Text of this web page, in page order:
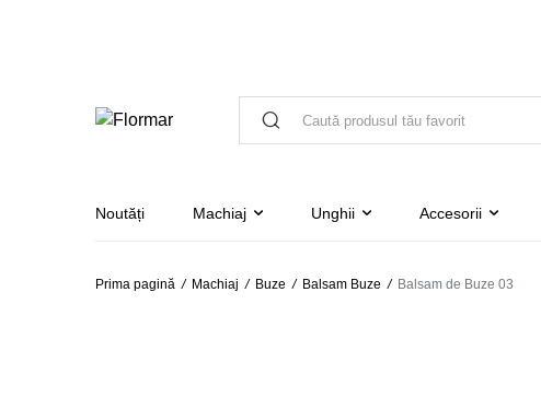
Noutăți Machiaj Unghii Accesorii
Prima pagină / Machiaj / Buze / Balsam Buze / Balsam de Buze 03